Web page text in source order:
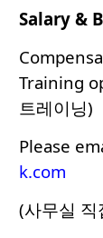
Salary &
Training
트레이닝)
Please
k.com
(사무실 직